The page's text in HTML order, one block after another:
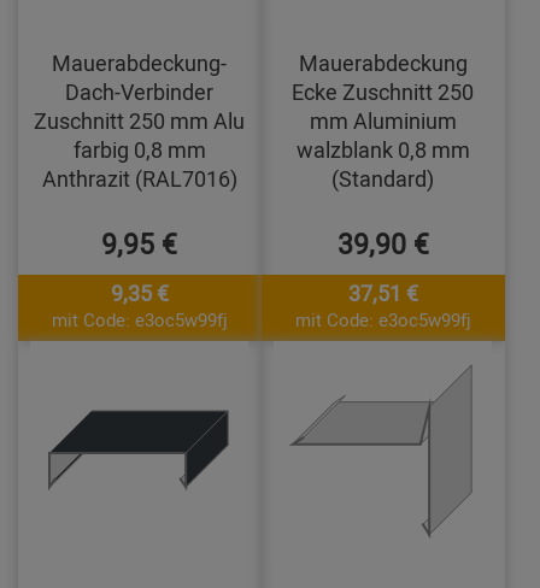
Mauerabdeckung-
Dach-Verbinder
Zuschnitt 250 mm Alu
farbig 0,8 mm
Anthrazit (RAL7016)
9,95 €
9,35 €
mit Code: e3oc5w99fj
Mauerabdeckung
Ecke Zuschnitt 250
mm Aluminium
walzblank 0,8 mm
(Standard)
39,90 €
37,51 €
mit Code: e3oc5w99fj